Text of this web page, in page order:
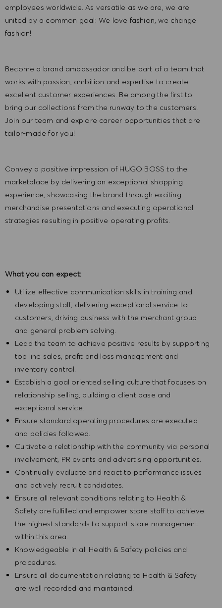
employees worldwide. As versatile as we are, we are
united by a common goal: We love fashion, we change
fashion!
Become a brand ambassador and be part of a team that
works with passion, ambition and expertise to create
excellent customer experiences. Be among the first to
bring our collections from the runway to the customers!
Join our team and explore career opportunities that are
tailor-made for you!
Convey a positive impression of HUGO BOSS to the
marketplace by delivering an exceptional shopping
experience, showcasing the brand through exciting
merchandise presentations and executing operational
strategies resulting in positive operating profits.
What you can expect:
Utilize effective communication skills in training and
developing staff, delivering exceptional service to
customers, driving business with the merchant group
and general problem solving.
Lead the team to achieve positive results by supporting
top line sales, profit and loss management and
inventory control.
Establish a goal oriented selling culture that focuses on
relationship selling, building a client base and
exceptional service.
Ensure standard operating procedures are executed
and policies followed.
Cultivate a relationship with the community via personal
involvement, PR events and advertising opportunities.
Continually evaluate and react to performance issues
and actively recruit candidates.
Ensure all relevant conditions relating to Health &
Safety are fulfilled and empower store staff to achieve
the highest standards to support store management
within this area.
Knowledgeable in all Health & Safety policies and
procedures.
Ensure all documentation relating to Health & Safety
are well recorded and maintained.